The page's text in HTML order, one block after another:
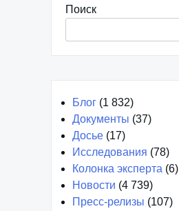
Поиск
Блог (1 832)
Документы (37)
Досье (17)
Исследования (78)
Колонка эксперта (6)
Новости (4 739)
Пресс-релизы (107)